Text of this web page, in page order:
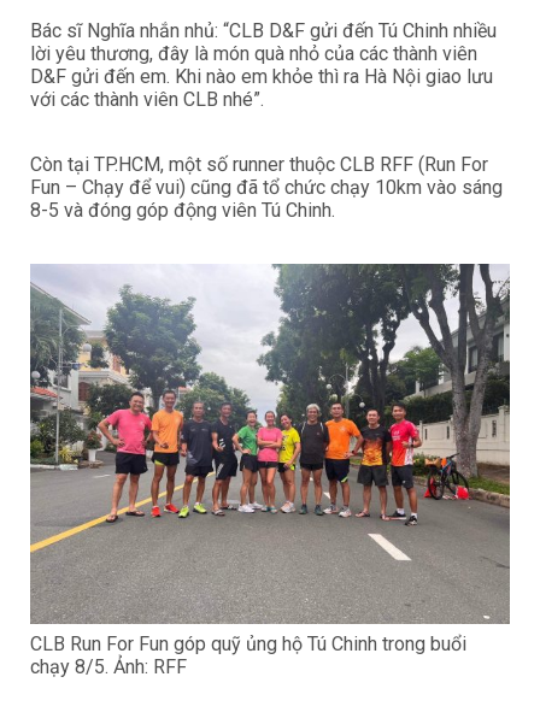
Bác sĩ Nghĩa nhắn nhủ: “CLB D&F gửi đến Tú Chinh nhiều
lời yêu thương, đây là món quà nhỏ của các thành viên
D&F gửi đến em. Khi nào em khỏe thì ra Hà Nội giao lưu
với các thành viên CLB nhé”.
Còn tại TP.HCM, một số runner thuộc CLB RFF (Run For
Fun – Chạy để vui) cũng đã tổ chức chạy 10km vào sáng
8-5 và đóng góp động viên Tú Chinh.
CLB Run For Fun góp quỹ ủng hộ Tú Chinh trong buổi
chạy 8/5. Ảnh: RFF